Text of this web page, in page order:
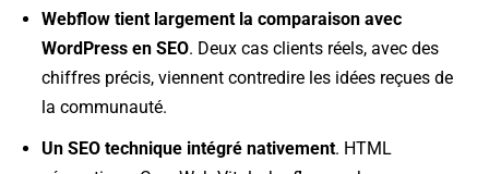
Webflow tient largement la comparaison avec
WordPress en SEO. Deux cas clients réels, avec des
chiffres précis, viennent contredire les idées reçues de
la communauté.
Un SEO technique intégré nativement. HTML